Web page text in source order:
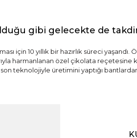
gibi gelecekte de
için 10 yıllık bir hazırlık süreci
harmanlanan özel çikolata
teknolojiyle üretimini yaptığı